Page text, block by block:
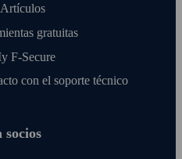
Artículos
gratuitas
F‑Secure
con el soporte técnico
socios